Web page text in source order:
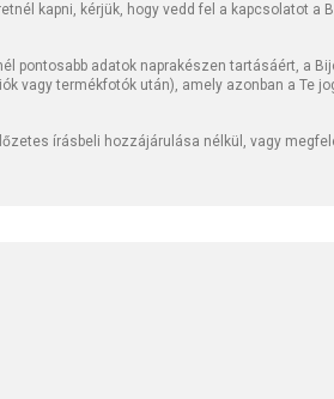
kapni, kérjük, hogy vedd fel a kapcsolatot a
adatok naprakészen tartásáért, a
vagy termékfotók után), amely azonban a Te
írásbeli hozzájárulása nélkül, vagy